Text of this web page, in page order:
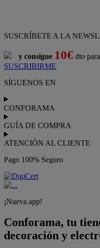
SUSCRÍBETE A LA
y consigue 10€ dto
SUSCRIBIRME
SÍGUENOS EN
CONFORAMA
GUÍA DE COMPRA
ATENCIÓN AL CLIENTE
Pago 100% Seguro
¡Nueva app!
Conforama, tu
decoración y